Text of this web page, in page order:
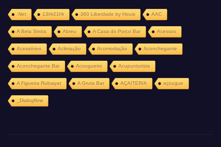
.Net 13Hr21Hr 360 Liberdade by Housi AAC
A Bela Sintra Abreu A Casa do Porco Bar Acessos
Acessórios Aclimação Acomodação Aconchegante
Aconchegante Bar Acougueiro Acupunturista
A Figueira Rubaiyat A Gruta Bar AÇAITERIA açougue
_Dialogflow